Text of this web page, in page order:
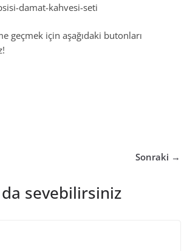
damat-kahvesi-seti
geçmek için aşağıdaki butonları
Sonraki →
da sevebilirsiniz